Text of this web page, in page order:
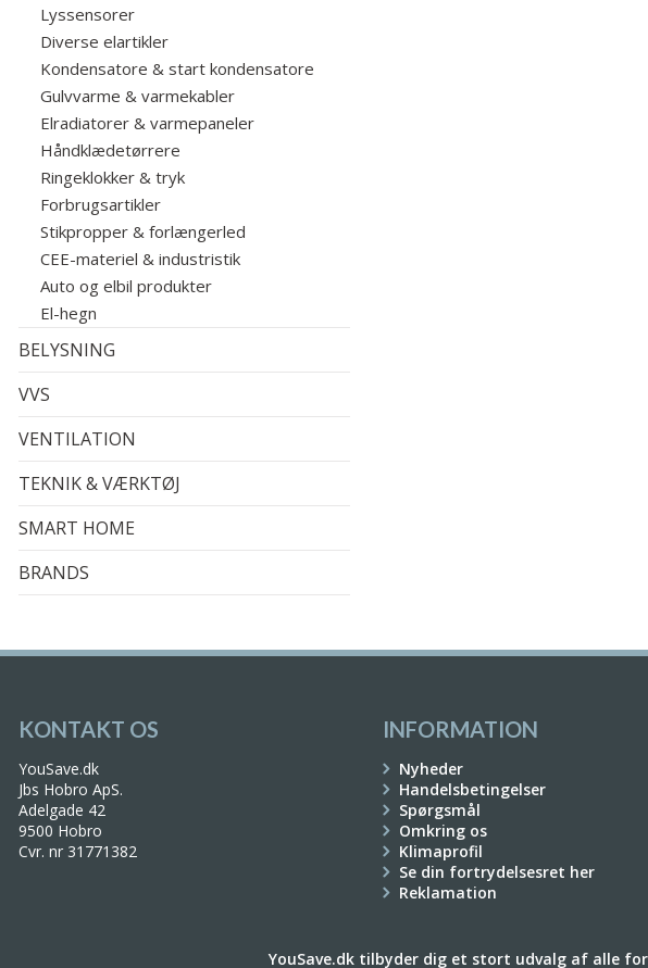
Lyssensorer
Diverse elartikler
Kondensatore & start kondensatore
Gulvvarme & varmekabler
Elradiatorer & varmepaneler
Håndklædetørrere
Ringeklokker & tryk
Forbrugsartikler
Stikpropper & forlængerled
CEE-materiel & industristik
Auto og elbil produkter
El-hegn
BELYSNING
VVS
VENTILATION
TEKNIK & VÆRKTØJ
SMART HOME
BRANDS
KONTAKT OS
YouSave.dk
Jbs Hobro ApS.
Adelgade 42
9500 Hobro
Cvr. nr 31771382
YouSave.dk tilbyder dig et stort udvalg af alle
INFORMATION
Nyheder
Handelsbetingelser
Spørgsmål
Omkring os
Klimaprofil
Se din fortrydelsesret her
Reklamation